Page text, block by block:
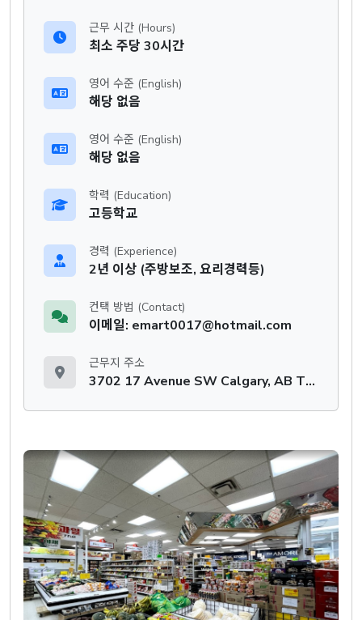
근무 시간 (Hours)
최소 주당 30시간
영어 수준 (English)
해당 없음
영어 수준 (English)
해당 없음
학력 (Education)
고등학교
경력 (Experience)
2년 이상 (주방보조, 요리경력등)
컨택 방법 (Contact)
이메일: emart0017@hotmail.com
근무지 주소
3702 17 Avenue SW Calgary, AB T3E 0B8